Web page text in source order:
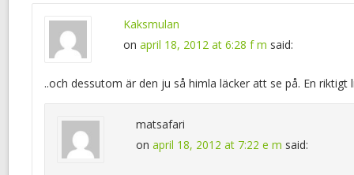
Kaksmulan
on april 18, 2012 at 6:28 f m said:
..och dessutom är den ju så himla läcker att se på. En riktigt
matsafari
on april 18, 2012 at 7:22 e m said: